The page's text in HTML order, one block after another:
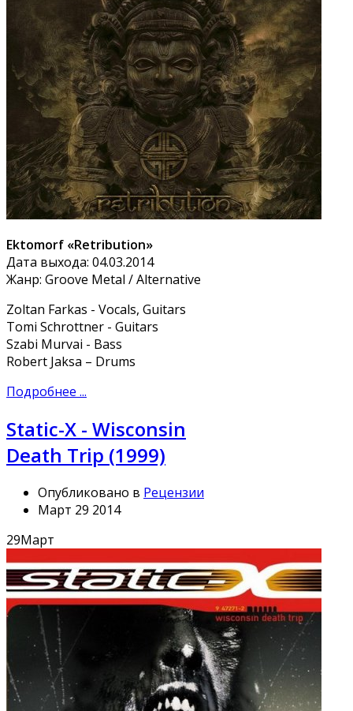
Ektomorf «Retribution»
Дата выхода: 04.03.2014
Жанр: Groove Metal / Alternative
Zoltan Farkas - Vocals, Guitars
Tomi Schrottner - Guitars
Szabi Murvai - Bass
Robert Jaksa – Drums
Подробнее ...
Static-X - Wisconsin
Death Trip (1999)
Опубликовано в Рецензии
Март 29 2014
29Март